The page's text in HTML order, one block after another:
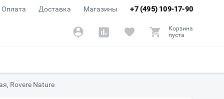
+7 (495) 109-17-90
Оплата Доставка Магазины
Корзина
пуста
Rovere Nature